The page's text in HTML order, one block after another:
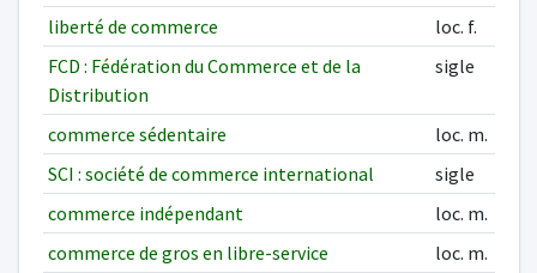
liberté de commerce
loc. f.
FCD : Fédération du Commerce et de la
Distribution
sigle
commerce sédentaire
loc. m.
SCI : société de commerce international
sigle
commerce indépendant
loc. m.
commerce de gros en libre-service
loc. m.